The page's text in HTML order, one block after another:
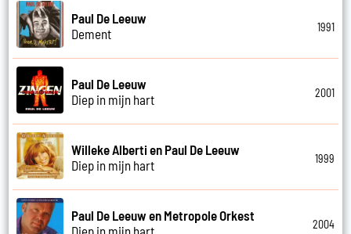
Paul De Leeuw
Dement
1991
Paul De Leeuw
Diep in mijn hart
2001
Willeke Alberti en Paul De Leeuw
Diep in mijn hart
1999
Paul De Leeuw en Metropole Orkest
Diep in mijn hart
2004